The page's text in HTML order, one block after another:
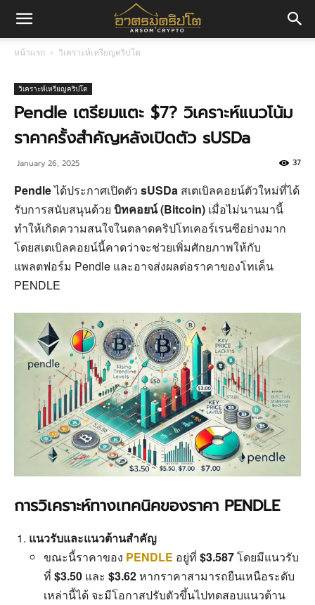
มค
ปโต
หน้าแรก วิเคราะห์เหรียญคริปโต
วิเคราะห์เหรียญคริปโต
Pendle เตรียมแตะ $7? วิเคราะห์แนวโน้ม
ราคาครั้งสำคัญหลังเปิดตัว sUSDa
January 26, 2025 37
Pendleได้ประกาศเปิดตัว sUSDa สเตเบิลคอยน์ตัวใหม่ที่ได้
รับการสนับสนุนด้วย บิทคอยน์ (Bitcoin) เมื่อไม่นานมานี้
ทำให้เกิดความสนใจในตลาดคริปโทเคอร์เรนซีอย่างมาก
โดยสเตเบิลคอยน์นี้คาดว่าจะช่วยเพิ่มศักยภาพให้กับ
แพลตฟอร์ม Pendle และอาจส่งผลต่อราคาของโทเค็น
PENDLE
การวิเคราะห์ทางเทคนิคของราคา PENDLE
แนวรับและแนวต้านสำคัญ
ขณะนี้ราคาของ PENDLE อยู่ที่ $3.587โดยมีแนวรับ
ที่ $3.50 และ $3.62หากราคาสามารถยืนเหนือระดับ
เหล่านี้ได้ จะมีโอกาสปรับตัวขึ้นไปทดสอบแนวต้าน